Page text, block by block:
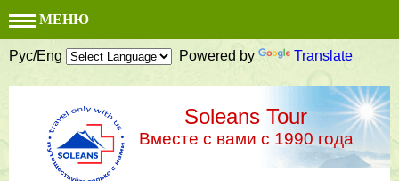
МЕНЮ
Рус/Eng Powered by Translate
Soleans Tour
Вместе с вами с 1990 года